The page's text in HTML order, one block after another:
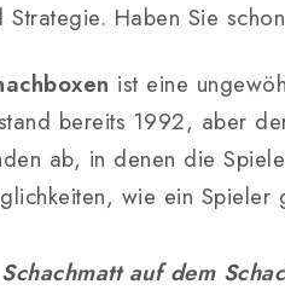
Strategie. Haben Sie
ist eine
bereits 1992, aber
ab, in denen die
wie ein Spieler
Schachmatt auf dem